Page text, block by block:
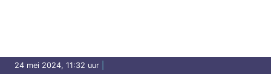
24 mei 2024, 11:32 uur